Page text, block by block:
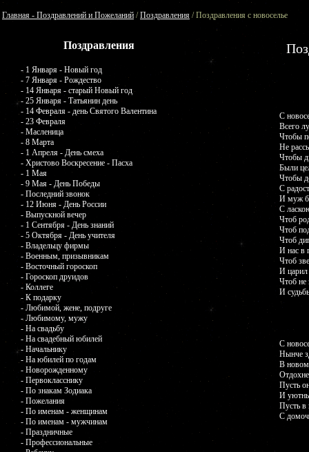
Главная - Поздравлений и Пожеланий /Поздравления / Поздравления с новоселье
Поздравления
- 1 Января - Новый год
- 7 Января - Рождество
- 14 Января - старый Новый год
- 25 Января - Татьянин день
- 14 Февраля - день Святого Валентина
- 23 Февраля
- Масленица
- 8 Марта
- 1 Апреля - День смеха
- Христово Воскресение - Пасха
- 1 Мая
- 9 Мая - День Победы
- Последний звонок
- 12 Июня - День России
- Выпускной вечер
- 1 Сентября - День знаний
- 5 Октября - День учителя
- Владельцу фирмы
- Военным, призывникам
- Восточный гороскоп
- Гороскоп друидов
- Коллеге
- К подарку
- Любимой, жене, подруге
- Любимому, мужу
- На свадьбу
- На свадебный юбилей
- Начальнику
- На юбилей по годам
- Новорожденному
- Первокласснику
- По знакам Зодиака
- Пожелания
- По именам - женщинам
- По именам - мужчинам
- Праздничные
- Профессиональные
С
Всего
Чтобы
Не
Чтобы
Были
Чтобы
С
И муж
С
Чтоб
Чтоб
Чтоб
И нас в
Чтоб
И царил
Чтоб не
И
С
Нынче
В
Пусть
И
Пусть в
С